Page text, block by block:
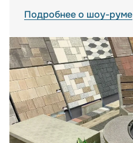
Подробнее о шоу-руме